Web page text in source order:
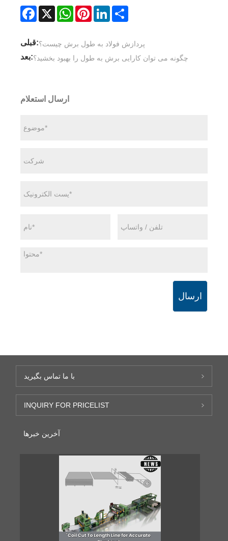
Facebook
X WhatsAppPinterestLinkedIn
قبلی:پردازش فولاد به طول برش چیست؟
بعد:چگونه می توان کارایی برش به طول را بهبود بخشید؟
ارسال استعلام
ارسال
با ما تماس بگیرید
INQUIRY FOR PRICELIST
آخرین خبرها